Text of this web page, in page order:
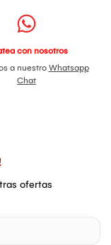
con nosotros
a nuestro Whatsapp
Chat
ofertas